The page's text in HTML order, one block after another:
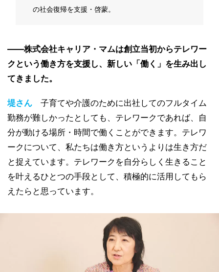
の社会復帰を支援・啓蒙。
――株式会社キャリア・マムは創立当初からテレワー
クという働き方を支援し、新しい「働く」を生み出し
てきました。
堤さん
子育てや介護のために出社してのフルタイム
勤務が難しかったとしても、テレワークであれば、自
分が動ける場所・時間で働くことができます。テレワ
ークについて、私たちは働き方というよりは生き方だ
と捉えています。テレワークを自分らしく生きること
を叶えるひとつの手段として、積極的に活用してもら
えたらと思っています。